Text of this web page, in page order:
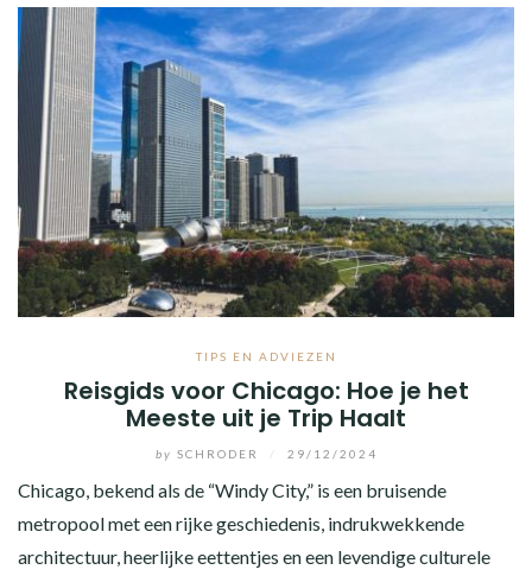
TIPS EN ADVIEZEN
Reisgids voor Chicago: Hoe je het
Meeste uit je Trip Haalt
by SCHRODER 29/12/2024
Chicago, bekend als de “Windy City,” is een bruisende
metropool met een rijke geschiedenis, indrukwekkende
architectuur, heerlijke eettentjes en een levendige culturele